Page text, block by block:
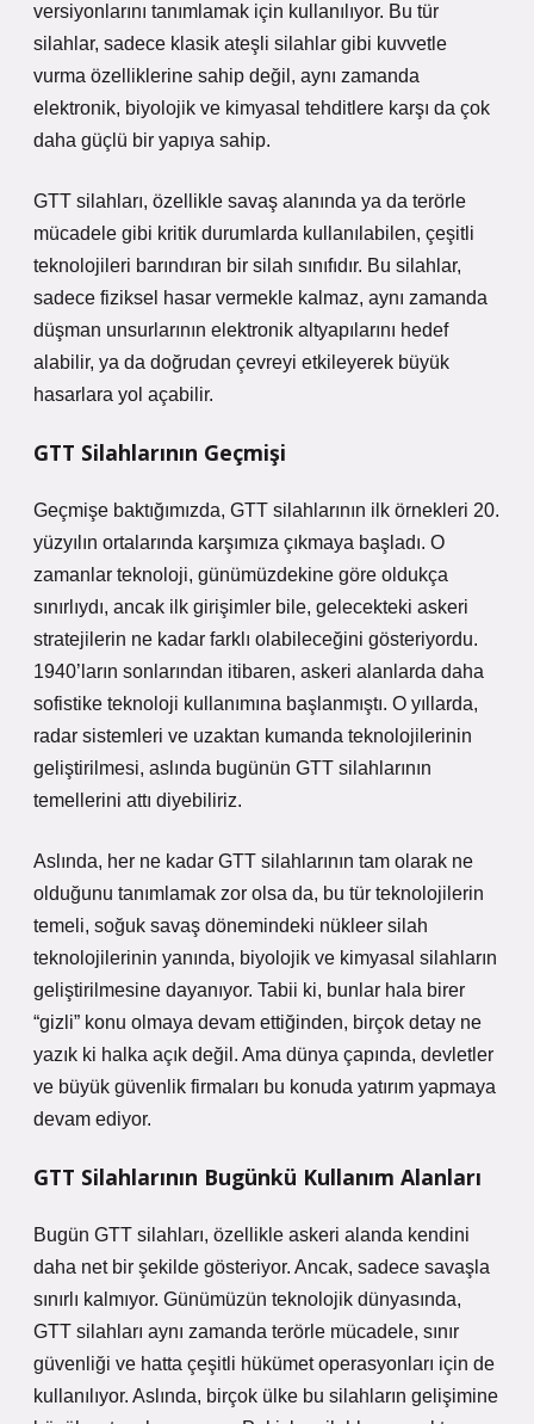
versiyonlarını tanımlamak için kullanılıyor. Bu tür
silahlar, sadece klasik ateşli silahlar gibi kuvvetle
vurma özelliklerine sahip değil, aynı zamanda
elektronik, biyolojik ve kimyasal tehditlere karşı da çok
daha güçlü bir yapıya sahip.
GTT silahları, özellikle savaş alanında ya da terörle
mücadele gibi kritik durumlarda kullanılabilen, çeşitli
teknolojileri barındıran bir silah sınıfıdır. Bu silahlar,
sadece fiziksel hasar vermekle kalmaz, aynı zamanda
düşman unsurlarının elektronik altyapılarını hedef
alabilir, ya da doğrudan çevreyi etkileyerek büyük
hasarlara yol açabilir.
GTT Silahlarının Geçmişi
Geçmişe baktığımızda, GTT silahlarının ilk örnekleri 20.
yüzyılın ortalarında karşımıza çıkmaya başladı. O
zamanlar teknoloji, günümüzdekine göre oldukça
sınırlıydı, ancak ilk girişimler bile, gelecekteki askeri
stratejilerin ne kadar farklı olabileceğini gösteriyordu.
1940’ların sonlarından itibaren, askeri alanlarda daha
sofistike teknoloji kullanımına başlanmıştı. O yıllarda,
radar sistemleri ve uzaktan kumanda teknolojilerinin
geliştirilmesi, aslında bugünün GTT silahlarının
temellerini attı diyebiliriz.
Aslında, her ne kadar GTT silahlarının tam olarak ne
olduğunu tanımlamak zor olsa da, bu tür teknolojilerin
temeli, soğuk savaş dönemindeki nükleer silah
teknolojilerinin yanında, biyolojik ve kimyasal silahların
geliştirilmesine dayanıyor. Tabii ki, bunlar hala birer
“gizli” konu olmaya devam ettiğinden, birçok detay ne
yazık ki halka açık değil. Ama dünya çapında, devletler
ve büyük güvenlik firmaları bu konuda yatırım yapmaya
devam ediyor.
GTT Silahlarının Bugünkü Kullanım Alanları
Bugün GTT silahları, özellikle askeri alanda kendini
daha net bir şekilde gösteriyor. Ancak, sadece savaşla
sınırlı kalmıyor. Günümüzün teknolojik dünyasında,
GTT silahları aynı zamanda terörle mücadele, sınır
güvenliği ve hatta çeşitli hükümet operasyonları için de
kullanılıyor. Aslında, birçok ülke bu silahların gelişimine